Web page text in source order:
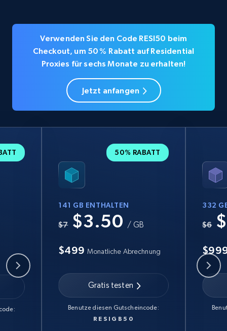
Verwenden Sie den Code RESI50 beim
Checkout, um 50 % Rabatt auf Residential
Proxies für sechs Monate zu erhalten!
Jetzt anfangen
50% RABATT
141 GB ENTHALTEN
$7 $3.50 / GB
$499 Monatliche Abrechnung
Gratis testen
Benutze diesen Gutscheincode:
RESIGB50
332
$6